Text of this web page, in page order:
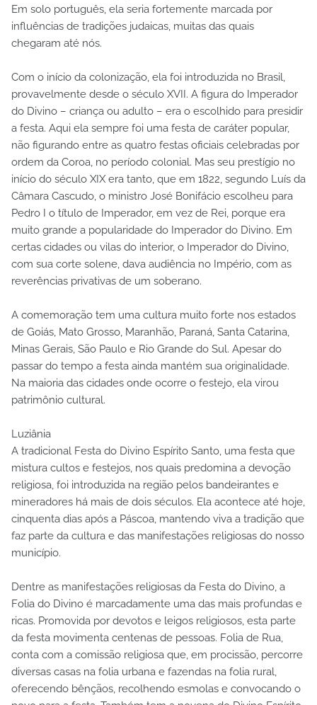
Em solo português, ela seria fortemente marcada por
influências de tradições judaicas, muitas das quais
chegaram até nós.
Com o início da colonização, ela foi introduzida no Brasil,
provavelmente desde o século XVII. A figura do Imperador
do Divino – criança ou adulto – era o escolhido para presidir
a festa. Aqui ela sempre foi uma festa de caráter popular,
não figurando entre as quatro festas oficiais celebradas por
ordem da Coroa, no período colonial. Mas seu prestígio no
início do século XIX era tanto, que em 1822, segundo Luís da
Câmara Cascudo, o ministro José Bonifácio escolheu para
Pedro I o título de Imperador, em vez de Rei, porque era
muito grande a popularidade do Imperador do Divino. Em
certas cidades ou vilas do interior, o Imperador do Divino,
com sua corte solene, dava audiência no Império, com as
reverências privativas de um soberano.
A comemoração tem uma cultura muito forte nos estados
de Goiás, Mato Grosso, Maranhão, Paraná, Santa Catarina,
Minas Gerais, São Paulo e Rio Grande do Sul. Apesar do
passar do tempo a festa ainda mantém sua originalidade.
Na maioria das cidades onde ocorre o festejo, ela virou
patrimônio cultural.
Luziânia
A tradicional Festa do Divino Espírito Santo, uma festa que
mistura cultos e festejos, nos quais predomina a devoção
religiosa, foi introduzida na região pelos bandeirantes e
mineradores há mais de dois séculos. Ela acontece até hoje,
cinquenta dias após a Páscoa, mantendo viva a tradição que
faz parte da cultura e das manifestações religiosas do nosso
município.
Dentre as manifestações religiosas da Festa do Divino, a
Folia do Divino é marcadamente uma das mais profundas e
ricas. Promovida por devotos e leigos religiosos, esta parte
da festa movimenta centenas de pessoas. Folia de Rua,
conta com a comissão religiosa que, em procissão, percorre
diversas casas na folia urbana e fazendas na folia rural,
oferecendo bênçãos, recolhendo esmolas e convocando o